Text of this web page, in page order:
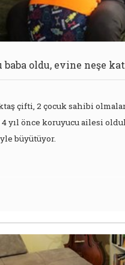
oldu, evine neşe
çifti, 2 çocuk sahibi
yıl önce koruyucu ailesi
büyütüyor.